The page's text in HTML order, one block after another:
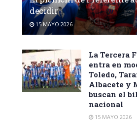
decidir
15 MAYO 2026
La Tercera
entra en
Toledo,
Albacete y
buscan el
nacional
15 MAYO 2026